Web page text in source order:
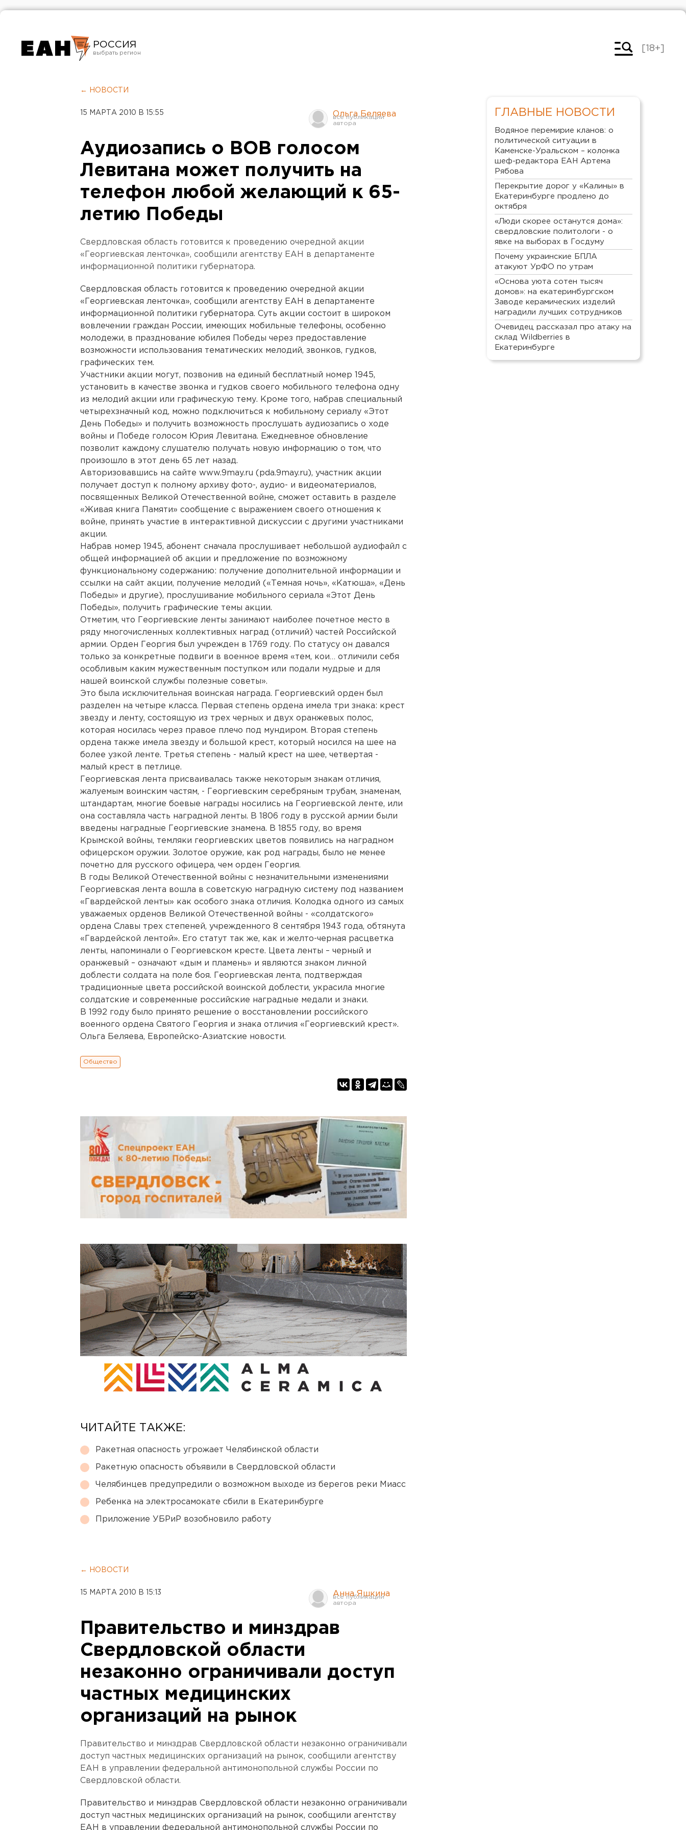
РОССИЯ
Челябинск
[18+]
← НОВОСТИ
15 МАРТА 2010 В 15:55 Ольга Беляева
Аудиозапись о ВОВ голосом
Левитана может получить на
телефон любой желающий к 65-
летию Победы
Свердловская область готовится к проведению очередной акции
«Георгиевская ленточка», сообщили агентству ЕАН в департаменте
информационной политики губернатора.
Свердловская область готовится к проведению очередной акции
«Георгиевская ленточка», сообщили агентству ЕАН в департаменте
информационной политики губернатора. Суть акции состоит в широком
вовлечении граждан России, имеющих мобильные телефоны, особенно
молодежи, в празднование юбилея Победы через предоставление
возможности использования тематических мелодий, звонков, гудков,
графических тем.
Участники акции могут, позвонив на единый бесплатный номер 1945,
установить в качестве звонка и гудков своего мобильного телефона одну
из мелодий акции или графическую тему. Кроме того, набрав специальный
четырехзначный код, можно подключиться к мобильному сериалу «Этот
День Победы» и получить возможность прослушать аудиозапись о ходе
войны и Победе голосом Юрия Левитана. Ежедневное обновление
позволит каждому слушателю получать новую информацию о том, что
произошло в этот день 65 лет назад.
Авторизовавшись на сайте www.9may.ru (pda.9may.ru), участник акции
получает доступ к полному архиву фото-, аудио- и видеоматериалов,
посвященных Великой Отечественной войне, сможет оставить в разделе
«Живая книга Памяти» сообщение с выражением своего отношения к
войне, принять участие в интерактивной дискуссии с другими участниками
акции.
Набрав номер 1945, абонент сначала прослушивает небольшой аудиофайл с
общей информацией об акции и предложение по возможному
функциональному содержанию: получение дополнительной информации и
ссылки на сайт акции, получение мелодий («Темная ночь», «Катюша», «День
Победы» и другие), прослушивание мобильного сериала «Этот День
Победы», получить графические темы акции.
Отметим, что Георгиевские ленты занимают наиболее почетное место в
ряду многочисленных коллективных наград (отличий) частей Российской
армии. Орден Георгия был учрежден в 1769 году. По статусу он давался
только за конкретные подвиги в военное время «тем, кои… отличили себя
особливым каким мужественным поступком или подали мудрые и для
нашей воинской службы полезные советы».
Это была исключительная воинская награда. Георгиевский орден был
разделен на четыре класса. Первая степень ордена имела три знака: крест
звезду и ленту, состоящую из трех черных и двух оранжевых полос,
которая носилась через правое плечо под мундиром. Вторая степень
ордена также имела звезду и большой крест, который носился на шее на
более узкой ленте. Третья степень - малый крест на шее, четвертая -
малый крест в петлице.
Георгиевская лента присваивалась также некоторым знакам отличия,
жалуемым воинским частям, - Георгиевским серебряным трубам, знаменам,
штандартам, многие боевые награды носились на Георгиевской ленте, или
она составляла часть наградной ленты. В 1806 году в русской армии были
введены наградные Георгиевские знамена. В 1855 году, во время
Крымской войны, темляки георгиевских цветов появились на наградном
офицерском оружии. Золотое оружие, как род награды, было не менее
почетно для русского офицера, чем орден Георгия.
В годы Великой Отечественной войны с незначительными изменениями
Георгиевская лента вошла в советскую наградную систему под названием
«Гвардейской ленты» как особого знака отличия. Колодка одного из самых
уважаемых орденов Великой Отечественной войны - «солдатского»
ордена Славы трех степеней, учрежденного 8 сентября 1943 года, обтянута
«Гвардейской лентой». Его статут так же, как и желто-черная расцветка
ленты, напоминали о Георгиевском кресте. Цвета ленты – черный и
оранжевый – означают «дым и пламень» и являются знаком личной
доблести солдата на поле боя. Георгиевская лента, подтверждая
традиционные цвета российской воинской доблести, украсила многие
солдатские и современные российские наградные медали и знаки.
В 1992 году было принято решение о восстановлении российского
военного ордена Святого Георгия и знака отличия «Георгиевский крест».
Ольга Беляева, Европейско-Азиатские новости.
Общество
ЧИТАЙТЕ ТАКЖЕ:
Ракетная опасность угрожает Челябинской области
Ракетную опасность объявили в Свердловской области
Челябинцев предупредили о возможном выходе из берегов реки Миасс
Ребенка на электросамокате сбили в Екатеринбурге
Приложение УБРиР возобновило работу
← НОВОСТИ
15 МАРТА 2010 В 15:13 Анна Яшкина
Правительство и минздрав
Свердловской области
незаконно ограничивали доступ
частных медицинских
организаций на рынок
Правительство и минздрав Свердловской области незаконно ограничивали
доступ частных медицинских организаций на рынок, сообщили агентству
ЕАН в управлении федеральной антимонопольной службы России по
Свердловской области.
Правительство и минздрав Свердловской области незаконно ограничивали
доступ частных медицинских организаций на рынок, сообщили агентству
ЕАН в управлении федеральной антимонопольной службы России по
ГЛАВНЫЕ НОВОСТИ
Водяное перемирие кланов: о
политической ситуации в
Каменске-Уральском – колонка
шеф-редактора ЕАН Артема
Рябова
Перекрытие дорог у «Калины» в
Екатеринбурге продлено до
октября
«Люди скорее останутся дома»:
свердловские политологи - о
явке на выборах в Госдуму
Почему украинские БПЛА
атакуют УрФО по утрам
«Основа уюта сотен тысяч
домов»: на екатеринбургском
Заводе керамических изделий
наградили лучших сотрудников
Очевидец рассказал про атаку на
склад Wildberries в
Екатеринбурге